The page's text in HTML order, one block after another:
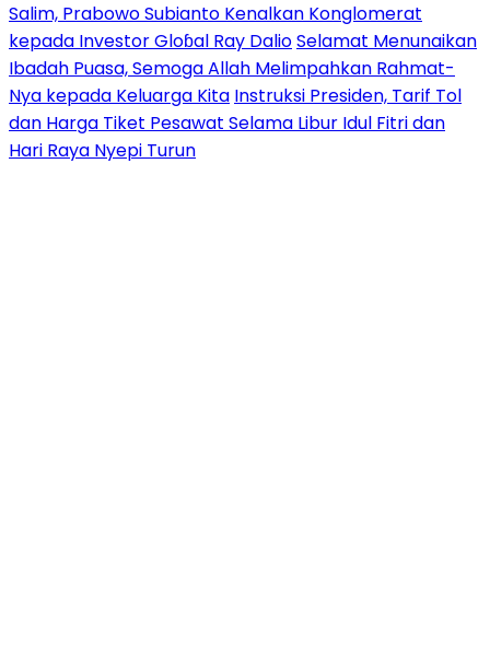
Salim, Prabowo Subianto Kenalkan Konglomerat
kepada Investor Gloɓal Ray DalioSelamat Menunaikan
Ibadah Puasa, Semoga Allah Melimpahkan Rahmat-
Nya kepada Keluarga Kita Instruksi Presiden, Tarif Tol
dan Harga Tiket Pesawat Selama Libur Idul Fitri dan
Hari Raya Nyepi Turun